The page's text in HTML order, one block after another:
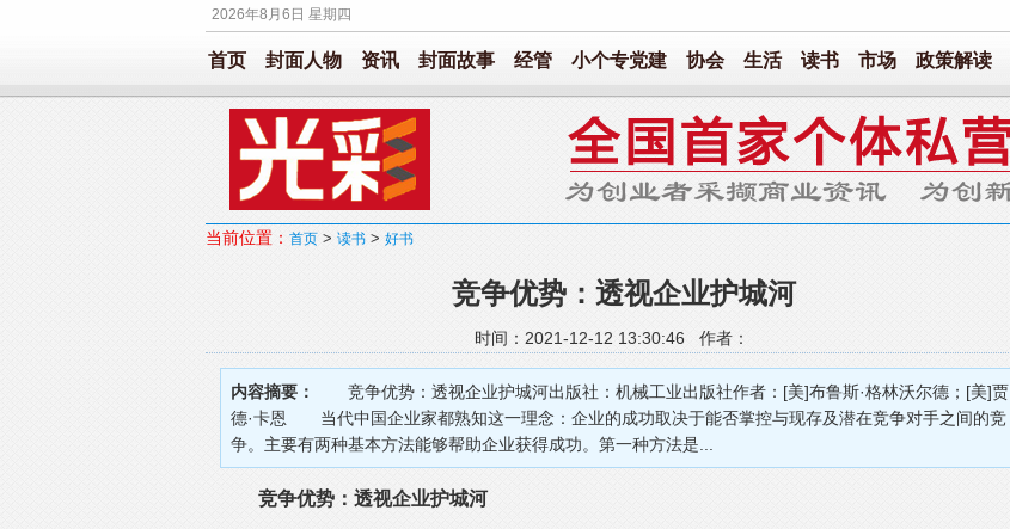
2026年8月6日 星期四
首页 封面人物 资讯 封面故事 经管 小个专党建 协会 生活 读书 市场 政策解读
当前位置： 首页 > 读书 > 好书
竞争优势：透视企业护城河
时间：2021-12-12 13:30:46 作者：
内容摘要：
竞争优势：透视企业护城河出版社：机械工业出版社作者：[美]布鲁斯·格林沃尔德；[美]贾
德·卡恩 当代中国企业家都熟知这一理念：企业的成功取决于能否掌控与现存及潜在竞争对手之间的竞
争。主要有两种基本方法能够帮助企业获得成功。第一种方法是...
竞争优势：透视企业护城河